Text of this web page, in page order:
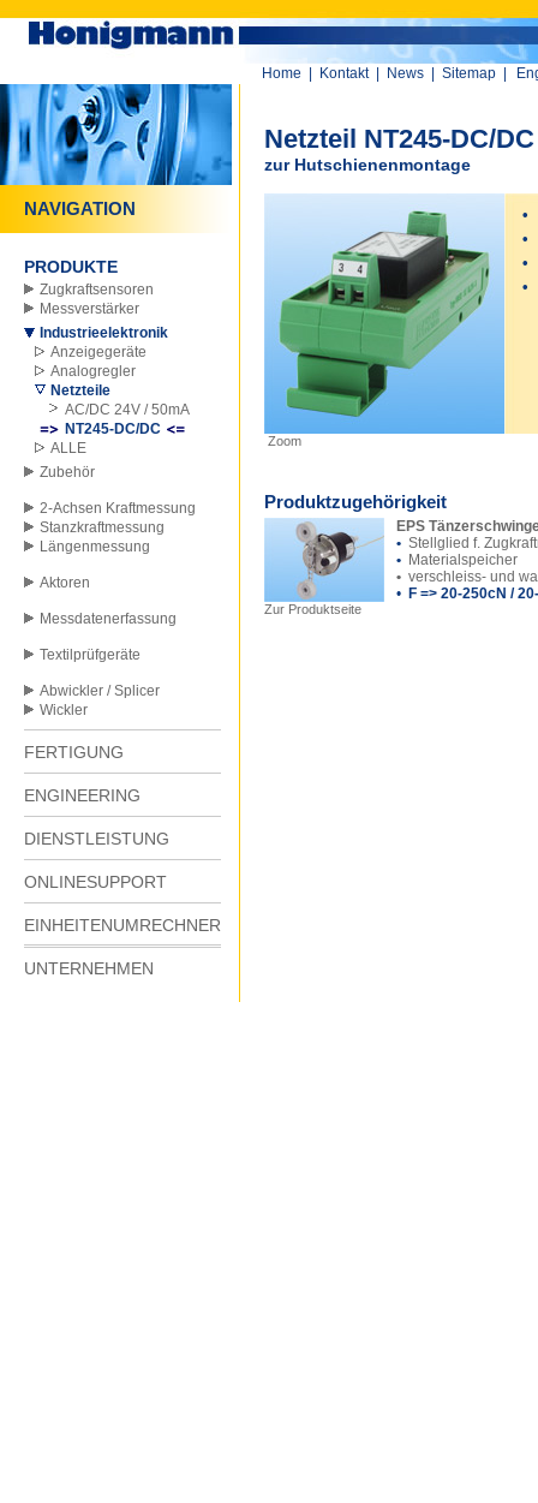
Home Kontakt News Sitemap
NAVIGATION
PRODUKTE
Zugkraftsensoren
Messverstärker
Industrieelektronik
Anzeigegeräte
Analogregler
Netzteile
AC/DC 24V / 50mA
NT245-DC/DC
ALLE
Zubehör
2-Achsen Kraftmessung
Stanzkraftmessung
Längenmessung
Aktoren
Messdatenerfassung
Textilprüfgeräte
Abwickler / Splicer
Wickler
FERTIGUNG
ENGINEERING
DIENSTLEISTUNG
ONLINESUPPORT
EINHEITENUMRECHNER
UNTERNEHMEN
Netzteil NT245-DC/DC
zur Hutschienenmontage
•
•
•
•
Zoom
Produktzugehörigkeit
Zur Produktseite
EPS
• Stellglied f.
• Materialspeicher
• verschleiss- und
• F => 20-250cN /